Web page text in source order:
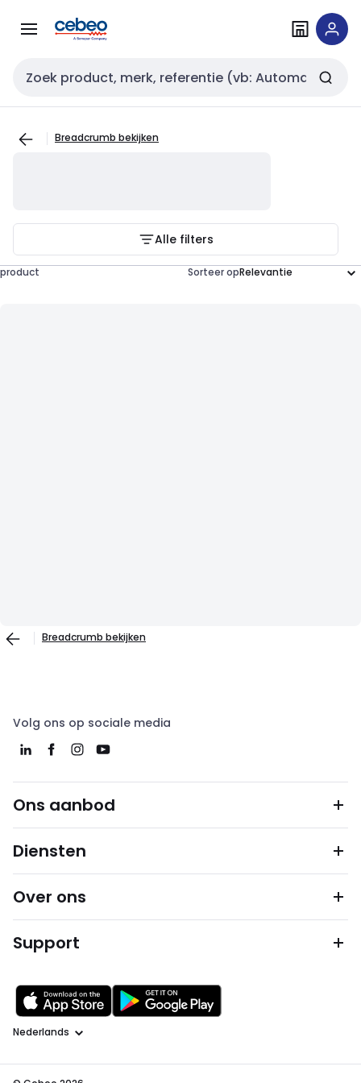
naar
naar
Zoekveld invoer
Breadcrumb bekijken
Alle filters
product Sorteer op
Breadcrumb bekijken
Volg ons op sociale media
Ons aanbod
Diensten
Over ons
Support
Taal